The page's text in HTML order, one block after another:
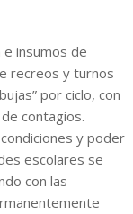
insumos de
recreos y turnos
por ciclo, con
contagios.
y poder
escolares se
con las